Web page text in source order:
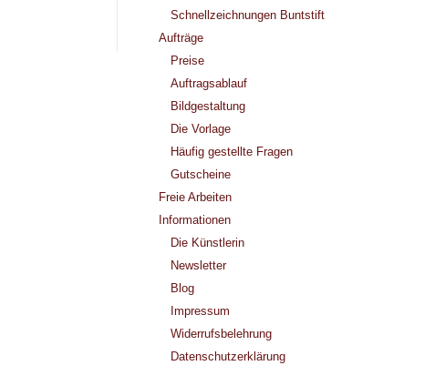
Schnellzeichnungen Buntstift
Aufträge
Preise
Auftragsablauf
Bildgestaltung
Die Vorlage
Häufig gestellte Fragen
Gutscheine
Freie Arbeiten
Informationen
Die Künstlerin
Newsletter
Blog
Impressum
Widerrufsbelehrung
Datenschutzerklärung